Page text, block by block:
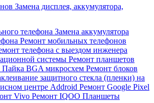
Замена дисплея, аккумулятора,
телефона Замена аккумулятора
Ремонт мобильных телефонов
телефона с выездом инженера
системы Ремонт планшетов
Пайка BGA микросхем Ремонт блоков
защитного стекла (пленки) на
центре Addroid Ремонт Google Pixel
Vivo Ремонт IQOO Планшеты